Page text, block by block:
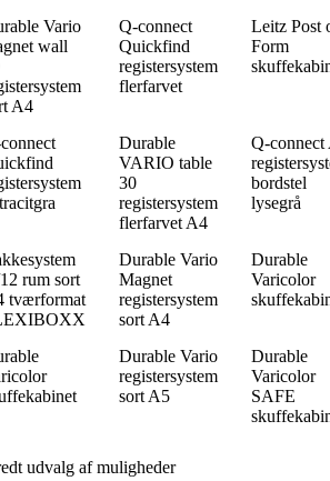
Vario
wall
A4
Q-connect
Quickfind
registersystem
flerfarvet
Leitz Post
Form
Durable
VARIO table
30
registersystem
flerfarvet A4
Q-connect
bordstel
lysegrå
rum sort
tværformat
Durable Vario
Magnet
registersystem
sort A4
Durable
Varicolor
Durable Vario
registersystem
sort A5
Durable
Varicolor
SAFE
udvalg af muligheder